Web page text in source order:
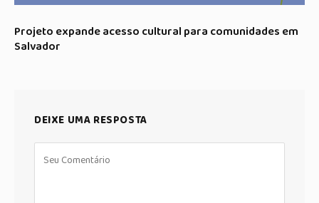
Projeto expande acesso cultural para comunidades em
Salvador
DEIXE UMA RESPOSTA